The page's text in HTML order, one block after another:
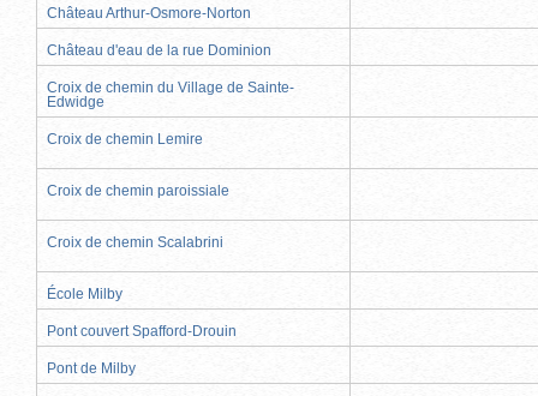
Château Arthur-Osmore-Norton
Château d'eau de la rue Dominion
Croix de chemin du Village de Sainte-
Edwidge
Croix de chemin Lemire
Croix de chemin paroissiale
Croix de chemin Scalabrini
École Milby
Pont couvert Spafford-Drouin
Pont de Milby